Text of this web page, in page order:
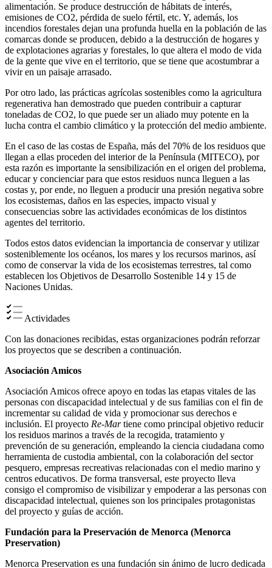
alimentación. Se produce destrucción de hábitats de interés,
emisiones de CO2, pérdida de suelo fértil, etc. Y, además, los
incendios forestales dejan una profunda huella en la población de las
comarcas donde se producen, debido a la destrucción de hogares y
de explotaciones agrarias y forestales, lo que altera el modo de vida
de la gente que vive en el territorio, que se tiene que acostumbrar a
vivir en un paisaje arrasado.
Por otro lado, las prácticas agrícolas sostenibles como la agricultura
regenerativa han demostrado que pueden contribuir a capturar
toneladas de CO2, lo que puede ser un aliado muy potente en la
lucha contra el cambio climático y la protección del medio ambiente.
En el caso de las costas de España, más del 70% de los residuos que
llegan a ellas proceden del interior de la Península (MITECO), por
esta razón es importante la sensibilización en el origen del problema,
educar y concienciar para que estos residuos nunca lleguen a las
costas y, por ende, no lleguen a producir una presión negativa sobre
los ecosistemas, daños en las especies, impacto visual y
consecuencias sobre las actividades económicas de los distintos
agentes del territorio.
Todos estos datos evidencian la importancia de conservar y utilizar
sosteniblemente los océanos, los mares y los recursos marinos, así
como de conservar la vida de los ecosistemas terrestres, tal como
establecen los Objetivos de Desarrollo Sostenible 14 y 15 de
Naciones Unidas.
Actividades
Con las donaciones recibidas, estas organizaciones podrán reforzar
los proyectos que se describen a continuación.
Asociación Amicos
Asociación Amicos ofrece apoyo en todas las etapas vitales de las
personas con discapacidad intelectual y de sus familias con el fin de
incrementar su calidad de vida y promocionar sus derechos e
inclusión. El proyecto Re-Martiene como principal objetivo reducir
los residuos marinos a través de la recogida, tratamiento y
prevención de su generación, empleando la ciencia ciudadana como
herramienta de custodia ambiental, con la colaboración del sector
pesquero, empresas recreativas relacionadas con el medio marino y
centros educativos. De forma transversal, este proyecto lleva
consigo el compromiso de visibilizar y empoderar a las personas con
discapacidad intelectual, quienes son los principales protagonistas
del proyecto y guías de acción.
Fundación para la Preservación de Menorca (Menorca
Preservation)
Menorca Preservation es una fundación sin ánimo de lucro dedicada